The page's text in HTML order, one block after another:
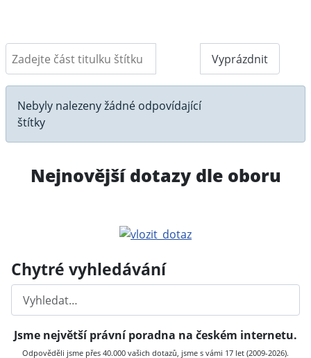
Zadejte část titulku štítku
Vyprázdnit
Informace
Nebyly nalezeny žádné odpovídající
štítky
Nejnovější dotazy dle oboru
Chytré vyhledávání
Hledat
Jsme největší právní poradna na českém internetu.
Odpověděli jsme přes 40.000 vašich dotazů, jsme s vámi 17 let (2009-2026).